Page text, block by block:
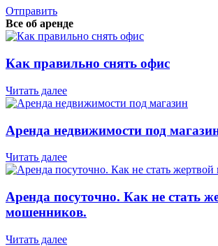
Отправить
Все об аренде
Как правильно снять офис
Читать далее
Аренда недвижимости под
Читать далее
Аренда посуточно. Как не стать
мошенников.
Читать далее